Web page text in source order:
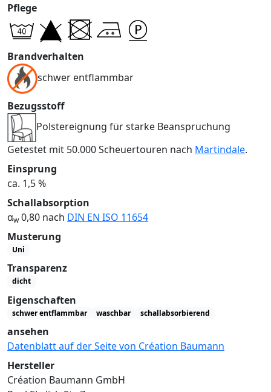
Pflege
Brandverhalten
schwer entflammbar
Bezugsstoff
Polstereignung für starke Beanspruchung
Getestet mit 50.000 Scheuertouren nach Martindale.
Einsprung
ca. 1,5 %
Schallabsorption
αw0,80 nach DIN EN ISO 11654
Musterung
Uni
Transparenz
dicht
Eigenschaften
schwer entflammbar waschbar schallabsorbierend
ansehen
Datenblatt auf der Seite von Création Baumann
Hersteller
Création Baumann GmbH